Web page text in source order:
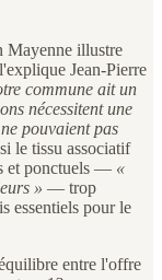
Mayenne illustre
Jean-Pierre
commune ait un
nécessitent une
pouvaient pas
le tissu associatif
et ponctuels — «
» — trop
essentiels pour le
entre l'offre